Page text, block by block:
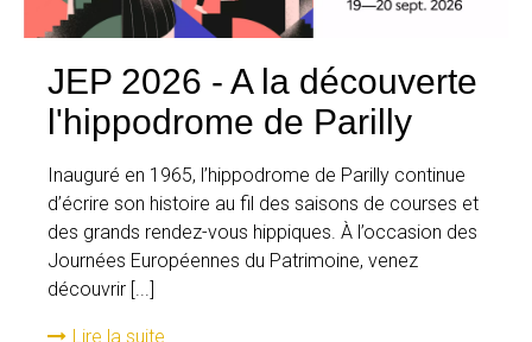
JEP 2026 - A la découverte
l'hippodrome de Parilly
Inauguré en 1965, l’hippodrome de Parilly continue
d’écrire son histoire au fil des saisons de courses et
des grands rendez-vous hippiques. À l’occasion des
Journées Européennes du Patrimoine, venez
découvrir [...]
Lire la suite